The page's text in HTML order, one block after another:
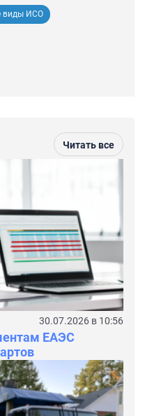
виды ИСО
Читать все
30.07.2026 в 10:56
ЕАЭС